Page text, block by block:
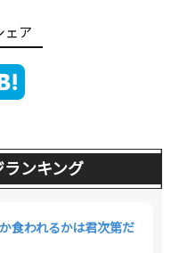
ンキング
食われるかは君次第だ